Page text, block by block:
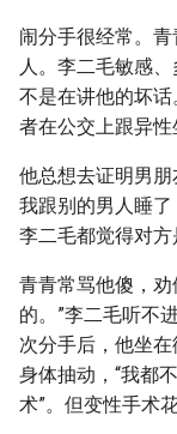
闹分手很经常。
人。李二毛敏感
不是在讲他的坏
者在公交上跟异性
他总想去证明男朋
我跟别的男人睡了
李二毛都觉得对方
青青常骂他傻，
的。”李二毛听不
次分手后，他坐
身体抽动，“我都
术”。但变性手术